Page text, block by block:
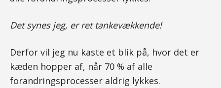
Det synes jeg, er ret tankevækkende!
Derfor vil jeg nu kaste et blik på, hvor det er
kæden hopper af, når 70 % af alle
forandringsprocesser aldrig lykkes.